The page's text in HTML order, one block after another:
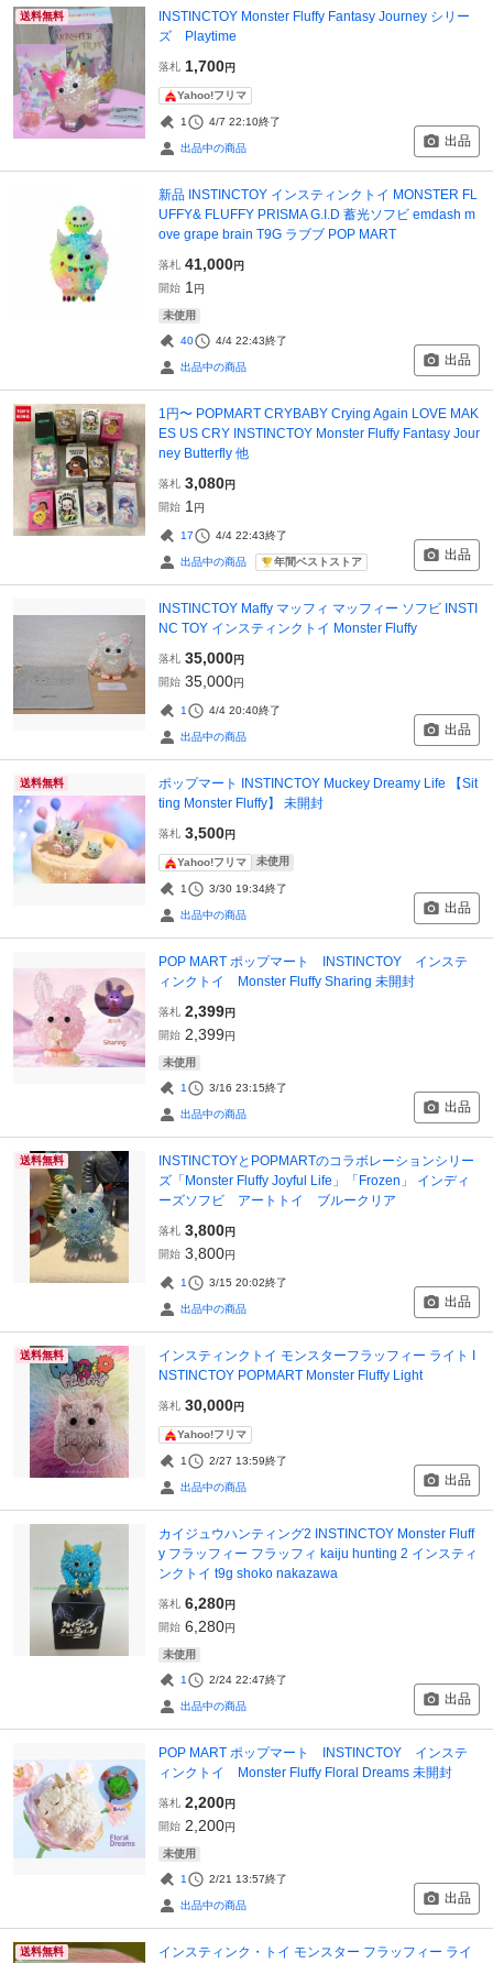
送料無料
INSTINCTOY Monster Fluffy Fantasy Journey シリー
ズ Playtime
落札 1,700円
Yahoo!フリマ
1 4/7 22:10終了
出品中の商品 出品
新品 INSTINCTOY インスティンクトイ MONSTER FL
UFFY& FLUFFY PRISMA G.I.D 蓄光ソフビ emdash m
ove grape brain T9G ラブブ POP MART
落札 41,000円
開始 1 円
未使用
40 4/4 22:43終了
出品中の商品 出品
1円〜 POPMART CRYBABY Crying Again LOVE MAK
ES US CRY INSTINCTOY Monster Fluffy Fantasy Jour
ney Butterfly 他
落札 3,080円
開始 1 円
17 4/4 22:43終了
出品中の商品 年間ベストストア 出品
INSTINCTOY Maffy マッフィ マッフィー ソフビ INSTI
NC TOY インスティンクトイ Monster Fluffy
落札 35,000円
開始 35,000円
1 4/4 20:40終了
出品中の商品 出品
送料無料
ポップマート INSTINCTOY Muckey Dreamy Life 【Sit
ting Monster Fluffy】 未開封
落札 3,500円
Yahoo!フリマ 未使用
1 3/30 19:34終了
出品中の商品 出品
POP MART ポップマート INSTINCTOY インステ
ィンクトイ Monster Fluffy Sharing 未開封
落札 2,399円
開始 2,399円
未使用
1 3/16 23:15終了
出品中の商品 出品
送料無料
INSTINCTOYとPOPMARTのコラボレーションシリー
ズ「Monster Fluffy Joyful Life」「Frozen」 インディ
ーズソフビ アートトイ ブルークリア
落札 3,800円
開始 3,800円
1 3/15 20:02終了
出品中の商品 出品
送料無料
インスティンクトイ モンスターフラッフィー ライト I
NSTINCTOY POPMART Monster Fluffy Light
落札 30,000円
Yahoo!フリマ
1 2/27 13:59終了
出品中の商品 出品
カイジュウハンティング2 INSTINCTOY Monster Fluff
y フラッフィー フラッフィ kaiju hunting 2 インスティ
ンクトイ t9g shoko nakazawa
落札 6,280円
開始 6,280円
未使用
1 2/24 22:47終了
出品中の商品 出品
POP MART ポップマート INSTINCTOY インステ
ィンクトイ Monster Fluffy Floral Dreams 未開封
落札 2,200円
開始 2,200円
未使用
1 2/21 13:57終了
出品中の商品 出品
送料無料
インスティンク・トイ モンスター フラッフィー ライ